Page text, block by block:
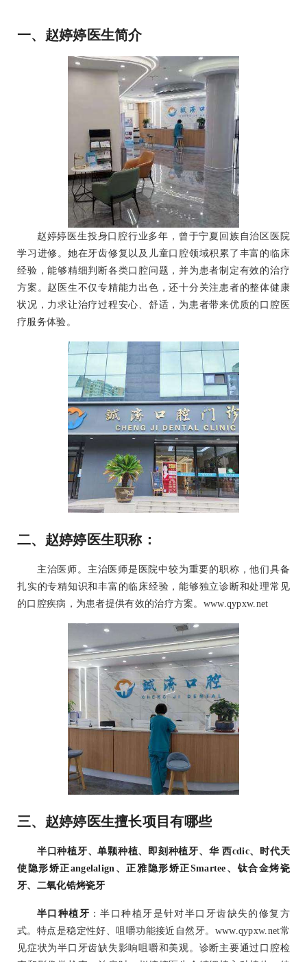
一、赵婷婷医生简介
赵婷婷医生投身口腔行业多年，曾于宁夏回族自治区医院
学习进修。她在牙齿修复以及儿童口腔领域积累了丰富的临床
经验，能够精细判断各类口腔问题，并为患者制定有效的治疗
方案。赵医生不仅专精能力出色，还十分关注患者的整体健康
状况，力求让治疗过程安心、舒适，为患者带来优质的口腔医
疗服务体验。
二、赵婷婷医生职称：
主治医师。主治医师是医院中较为重要的职称，他们具备
扎实的专精知识和丰富的临床经验，能够独立诊断和处理常见
的口腔疾病，为患者提供有效的治疗方案。www.qypxw.net
三、赵婷婷医生擅长项目有哪些
半口种植牙、单颗种植、即刻种植牙、华 西cdic、时代天
使隐形矫正angelalign、正雅隐形矫正Smartee、钛合金烤瓷
牙、二氧化锆烤瓷牙
半口种植牙 ：半口种植牙是针对半口牙齿缺失的修复方
式。特点是稳定性好、咀嚼功能接近自然牙。www.qypxw.net常
见症状为半口牙齿缺失影响咀嚼和美观。诊断主要通过口腔检